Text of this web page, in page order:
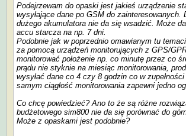
Podejrzewam do opaski jest jakieś urządzenie
wysyłające dane po GSM do zainteresowanych.
dużego akumulatora nie da się wsadzić. Może
accu starcza na np. 7 dni.
Podobnie jak w poprzednio omawianym tu
za pomocą urządzeń monitorujących z GPS/
monitorować położenie np. co minutę przez co
prądu nie styknie na miesiąc monitorowania,
wysyłać dane co 4 czy 8 godzin co w
samym ciągłość monitorowania zapewni jedno
Co chcę powiedzieć? Ano to że są różne
budżetowego sim800 nie da się porównać do
Może z opaskami jest podobnie?